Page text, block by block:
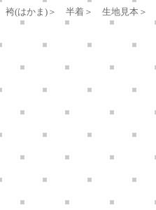
袴(はかま)＞ 半着＞ 生地見本＞